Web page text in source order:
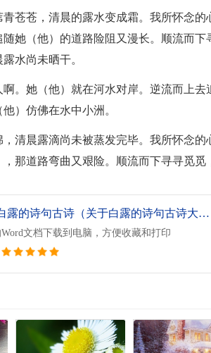
苍苍，清晨的露水变成霜。我所怀念
随她（他）的道路险阻又漫长。顺流而下
水尚未晒干。
。她（他）就在河水对岸。逆流而上
）仿佛在水中小洲。
清晨露滴尚未被蒸发完毕。我所怀念
那道路弯曲又艰险。顺流而下寻寻觅觅
《关于白露的诗句古诗（关于白露的诗句古诗大全）.doc》
文档下载到电脑，方便收藏和打印